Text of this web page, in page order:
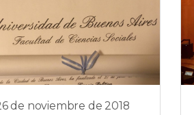
de noviembre de 2018